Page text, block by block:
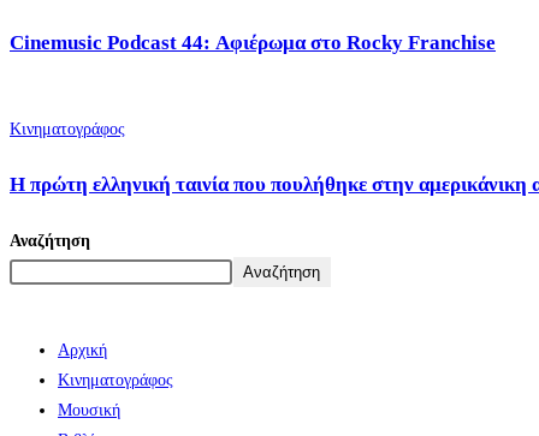
Cinemusic Podcast 44: Αφιέρωμα στο Rocky Franchise
Κινηματογράφος
Η πρώτη ελληνική ταινία που πουλήθηκε στην αμερικάνικη
Αναζήτηση
Αναζήτηση
Αρχική
Κινηματογράφος
Μουσική